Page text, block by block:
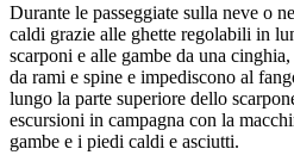
Durante le passeggiate sulla neve o
caldi grazie alle ghette regolabili in
scarponi e alle gambe da una
da rami e spine e impediscono al
lungo la parte superiore dello
escursioni in campagna con la
gambe e i piedi caldi e asciutti.